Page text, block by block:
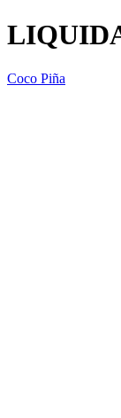
Coco Piña